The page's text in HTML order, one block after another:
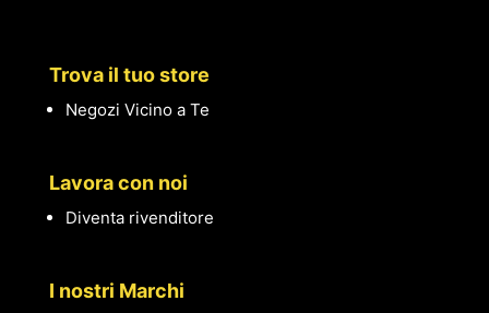
Trova il tuo store
Negozi Vicino a Te
Lavora con noi
Diventa rivenditore
I nostri Marchi